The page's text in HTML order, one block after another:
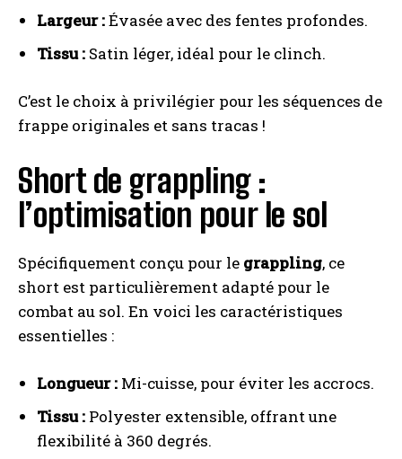
Largeur :Évasée avec des fentes profondes.
Tissu : Satin léger, idéal pour le clinch.
C’est le choix à privilégier pour les séquences de
frappe originales et sans tracas !
Short de grappling :
l’optimisation pour le sol
Spécifiquement conçu pour le grappling, ce
short est particulièrement adapté pour le
combat au sol. En voici les caractéristiques
essentielles :
Longueur : Mi-cuisse, pour éviter les accrocs.
Tissu : Polyester extensible, offrant une
flexibilité à 360 degrés.